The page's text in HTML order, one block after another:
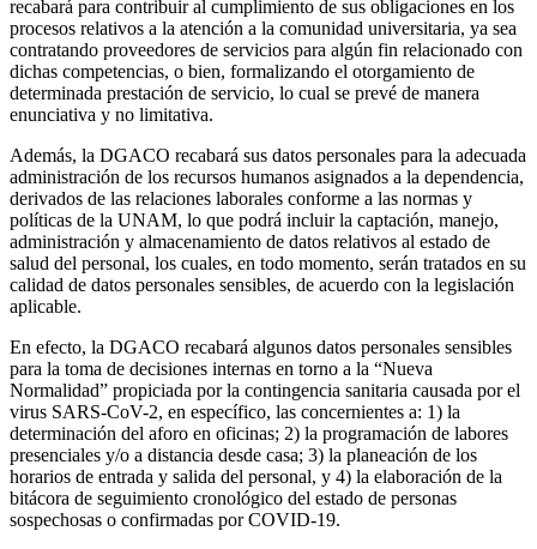
recabará para contribuir al cumplimiento de sus obligaciones en los
procesos relativos a la atención a la comunidad universitaria, ya sea
contratando proveedores de servicios para algún fin relacionado con
dichas competencias, o bien, formalizando el otorgamiento de
determinada prestación de servicio, lo cual se prevé de manera
enunciativa y no limitativa.
Además, la DGACO recabará sus datos personales para la adecuada
administración de los recursos humanos asignados a la dependencia,
derivados de las relaciones laborales conforme a las normas y
políticas de la UNAM, lo que podrá incluir la captación, manejo,
administración y almacenamiento de datos relativos al estado de
salud del personal, los cuales, en todo momento, serán tratados en su
calidad de datos personales sensibles, de acuerdo con la legislación
aplicable.
En efecto, la DGACO recabará algunos datos personales sensibles
para la toma de decisiones internas en torno a la “Nueva
Normalidad” propiciada por la contingencia sanitaria causada por el
virus SARS-CoV-2, en específico, las concernientes a: 1) la
determinación del aforo en oficinas; 2) la programación de labores
presenciales y/o a distancia desde casa; 3) la planeación de los
horarios de entrada y salida del personal, y 4) la elaboración de la
bitácora de seguimiento cronológico del estado de personas
sospechosas o confirmadas por COVID-19.